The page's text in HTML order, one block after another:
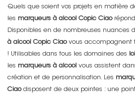
Quels que soient vos projets en matière
les marqueurs à alcool Copic Ciao
Disponibles en de nombreuses nuances
à alcool Copic Ciaovous accompagnent
! Utilisables dans tous les domaines des
les marqueurs à alcool vous assistent
création et de personnalisation. Les
Ciaodisposent de deux pointes : une